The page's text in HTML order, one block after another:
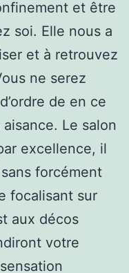
et être
soi. Elle nous a
et à retrouvez
ne serez
de en ce
Le salon
excellence, il
forcément
focalisant sur
aux décos
votre